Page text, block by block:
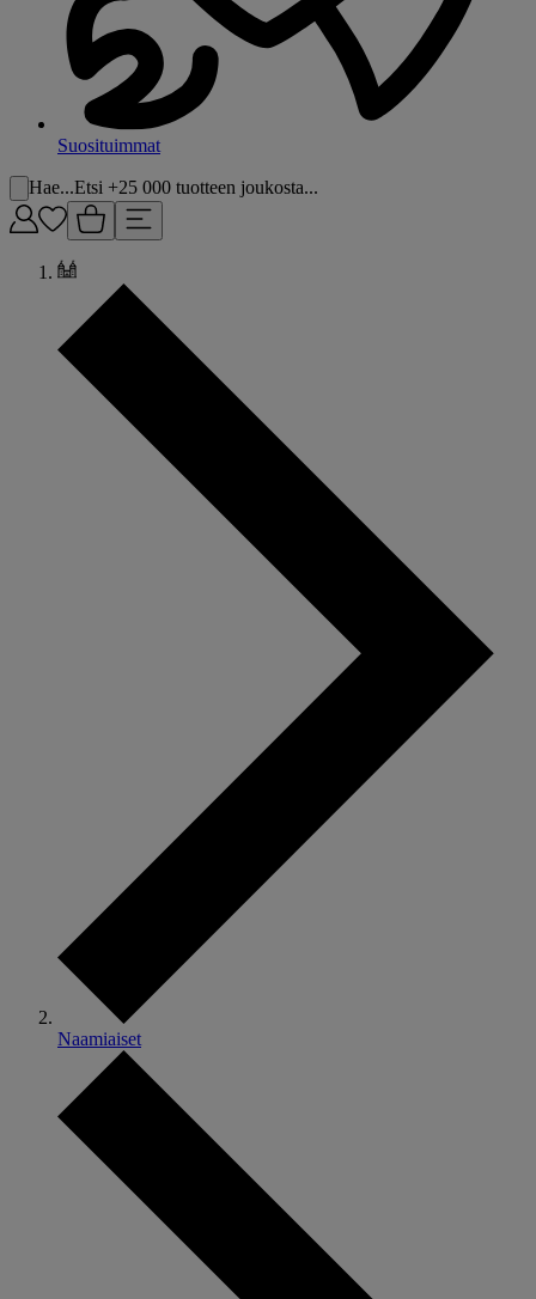
Suosituimmat
Hae...Etsi +25 000 tuotteen joukosta...
Naamiaiset